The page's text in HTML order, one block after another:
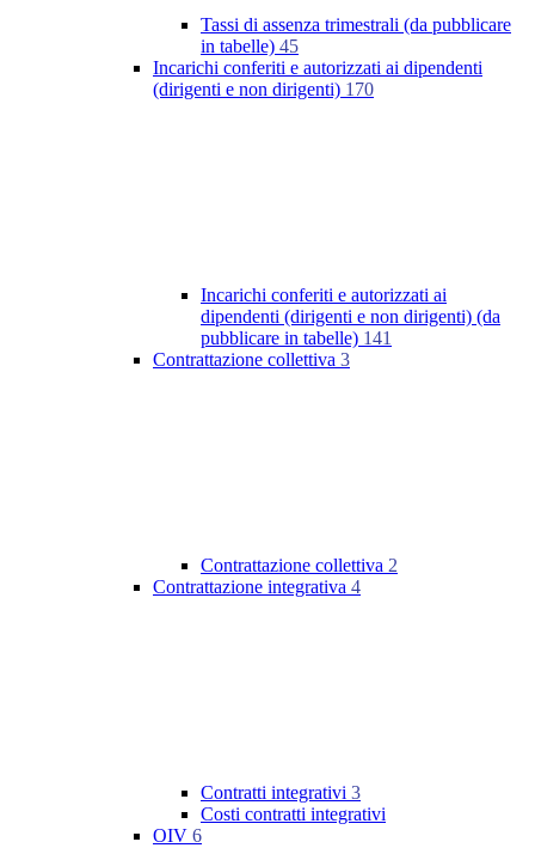
Tassi di assenza trimestrali (da pubblicare
in tabelle) 45
Incarichi conferiti e autorizzati ai dipendenti
(dirigenti e non dirigenti) 170
Incarichi conferiti e autorizzati ai
dipendenti (dirigenti e non dirigenti) (da
pubblicare in tabelle) 141
Contrattazione collettiva 3
Contrattazione collettiva 2
Contrattazione integrativa 4
Contratti integrativi 3
Costi contratti integrativi
OIV 6